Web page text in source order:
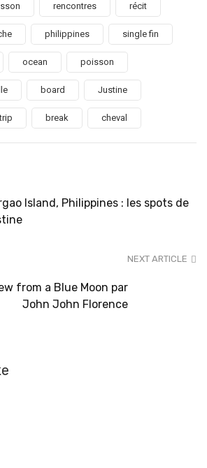
rencontres récit
philippines single fin
ocean poisson
board Justine
break cheval
Island, Philippines : les spots de
NEXT ARTICLE
from a Blue Moon par
John John Florence